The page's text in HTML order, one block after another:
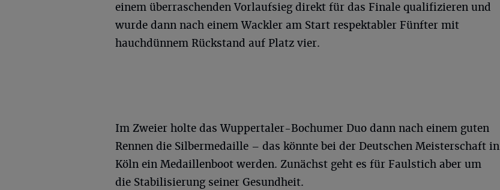
einem überraschenden Vorlaufsieg direkt für das Finale qualifizieren und
wurde dann nach einem Wackler am Start respektabler Fünfter mit
hauchdünnem Rückstand auf Platz vier.
Im Zweier holte das Wuppertaler-Bochumer Duo dann nach einem guten
Rennen die Silbermedaille – das könnte bei der Deutschen Meisterschaft in
Köln ein Medaillenboot werden. Zunächst geht es für Faulstich aber um
die Stabilisierung seiner Gesundheit.